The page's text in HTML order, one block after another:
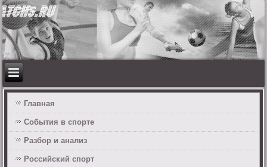
Главная
События в спорте
Разбор и анализ
Российский спорт